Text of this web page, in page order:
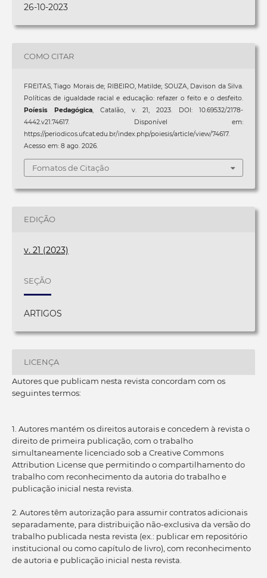
26-10-2023
COMO CITAR
FREITAS, Tiago Morais de; RIBEIRO, Matilde; SOUZA, Davison da Silva.
Políticas de igualdade racial e educação: refazer o feito e o desfeito.
Poíesis Pedagógica, Catalão, v. 21, 2023. DOI: 10.69532/2178-
4442.v21.74617. Disponível em:
https://periodicos.ufcat.edu.br/index.php/poiesis/article/view/74617.
Acesso em: 8 ago. 2026.
Fomatos de Citação
EDIÇÃO
v. 21 (2023)
SEÇÃO
ARTIGOS
LICENÇA
Autores que publicam nesta revista concordam com os
seguintes termos:
1. Autores mantém os direitos autorais e concedem à revista o
direito de primeira publicação, com o trabalho
simultaneamente licenciado sob a Creative Commons
Attribution License que permitindo o compartilhamento do
trabalho com reconhecimento da autoria do trabalho e
publicação inicial nesta revista.
2. Autores têm autorização para assumir contratos adicionais
separadamente, para distribuição não-exclusiva da versão do
trabalho publicada nesta revista (ex.: publicar em repositório
institucional ou como capítulo de livro), com reconhecimento
de autoria e publicação inicial nesta revista.